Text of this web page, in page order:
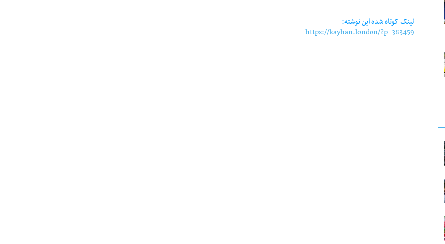
لینک کوتاه شده این نوشته:
https://kayhan.london/?p=383459